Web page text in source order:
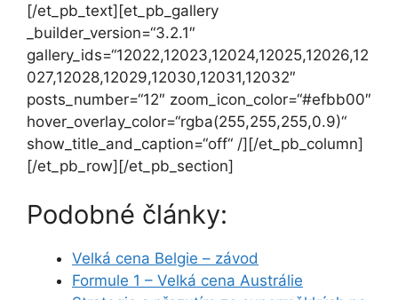
[/et_pb_text][et_pb_gallery
_builder_version=“3.2.1″
gallery_ids=“12022,12023,12024,12025,12026,12
027,12028,12029,12030,12031,12032″
posts_number=“12″ zoom_icon_color=“#efbb00″
hover_overlay_color=“rgba(255,255,255,0.9)“
show_title_and_caption=“off“ /][/et_pb_column]
[/et_pb_row][/et_pb_section]
Podobné články:
Velká cena Belgie – závod
Formule 1 – Velká cena Austrálie